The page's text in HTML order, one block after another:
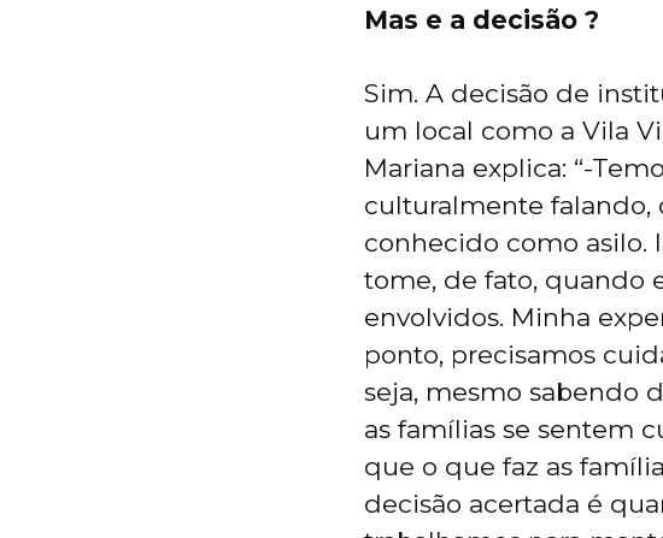
Mas e a decisão ?
Sim. A decisão de
um local como a Vila
Mariana explica: “-
culturalmente falando,
conhecido como asilo.
tome, de fato, quando
envolvidos. Minha
ponto, precisamos
seja, mesmo sabendo
as famílias se sentem
que o que faz as
decisão acertada é